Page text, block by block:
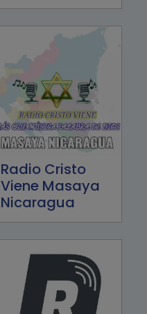
Radio Cristo
Viene Masaya
Nicaragua